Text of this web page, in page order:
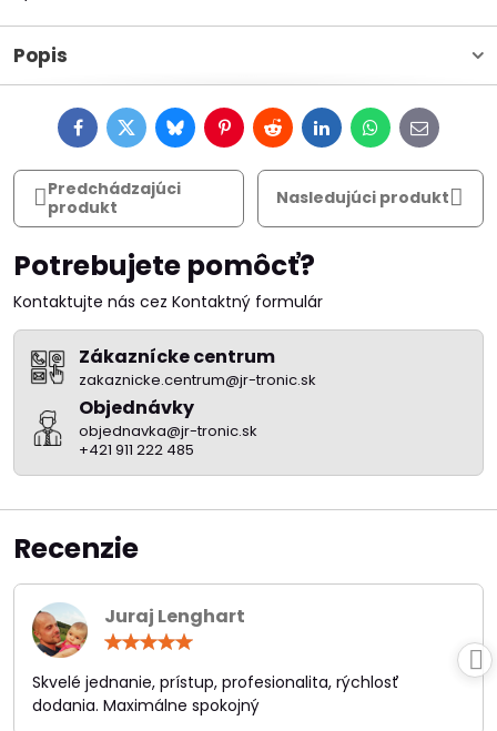
Popis
FacebookTwitterBlueskyPinterestRedditLinkedInWhatsApp
E-
mail
Predchádzajúci
produkt
Nasledujúci produkt
Potrebujete pomôcť?
Kontaktujte nás cez Kontaktný formulár
Zákaznícke centrum
zakaznicke.centrum@jr-tronic.sk
Objednávky
objednavka@jr-tronic.sk
+421 911 222 485
Recenzie
Juraj Lenghart
/
5
Skvelé jednanie, prístup, profesionalita, rýchlosť
dodania. Maximálne spokojný